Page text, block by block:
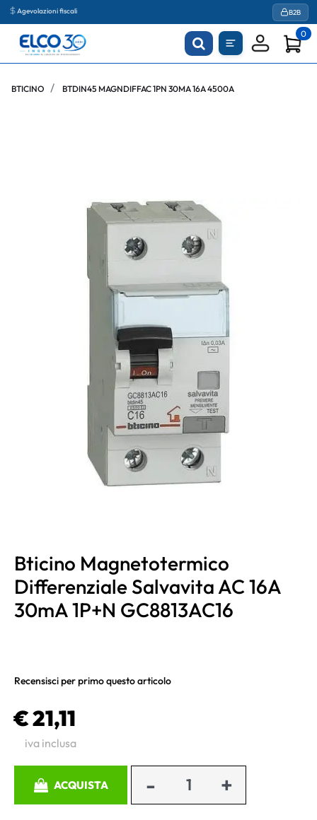
Agevolazioni fiscali B2B
0
BTICINO BTDIN45 MAGNDIFFAC 1PN 30MA 16A 4500A
Bticino Magnetotermico
Differenziale Salvavita AC 16A
30mA 1P+N GC8813AC16
Recensisci per primo questo articolo
€ 21,11
iva inclusa
ACQUISTA